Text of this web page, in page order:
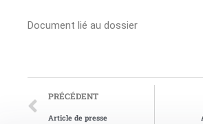
Document lié au dossier
PRÉCÉDENT
Article de presse